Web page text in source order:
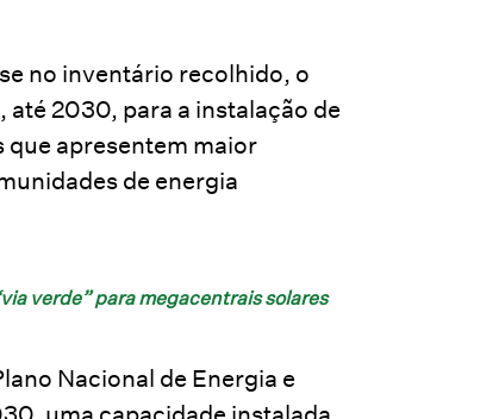
no inventário recolhido, o
2030, para a instalação de
que apresentem maior
de energia
verde” para megacentrais solares
Nacional de Energia e